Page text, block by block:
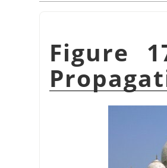
Figure